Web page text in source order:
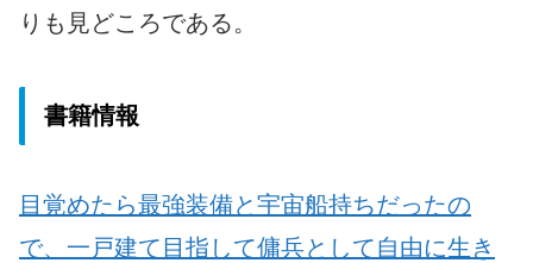
りも見どころである。
書籍情報
目覚めたら最強装備と宇宙船持ちだったの
で、一戸建て目指して傭兵として自由に生き